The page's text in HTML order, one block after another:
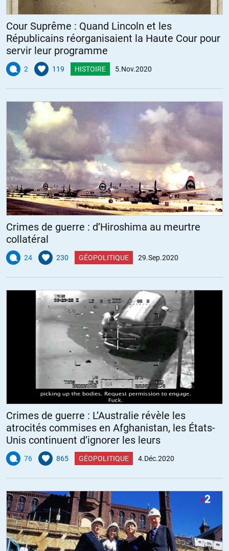
Cour Suprême : Quand Lincoln et les
Républicains réorganisaient la Haute Cour pour
servir leur programme
2 119 HISTOIRE 5.Nov.2020
Crimes de guerre : d’Hiroshima au meurtre
collatéral
24 230 GÉOPOLITIQUE 29.Sep.2020
Crimes de guerre : L’Australie révèle les
atrocités commises en Afghanistan, les États-
Unis continuent d’ignorer les leurs
76 865 GÉOPOLITIQUE 4.Déc.2020